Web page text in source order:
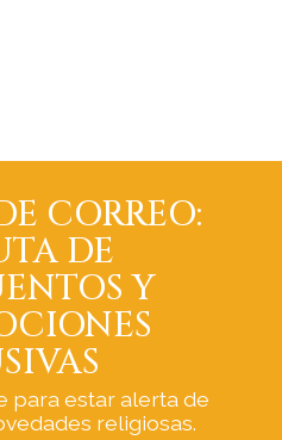
CORREO:
DE
Y
para estar alerta de
religiosas.